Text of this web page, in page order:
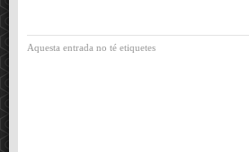
Aquesta entrada no té etiquetes